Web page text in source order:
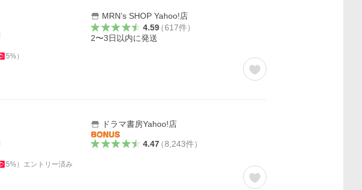
5%）
MRN’s SHOP Yahoo!店
4.59（617件）
2〜3日以内に発送
5%） エントリー済み
ドラマ書房Yahoo!店
4.47（8,243件）